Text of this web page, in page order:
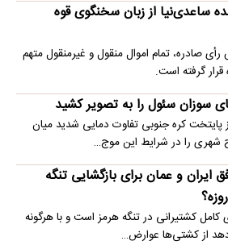
ساعدی‌نیا از زبان سخنگوی قوه
صادره، تمام اموال منقول و غیرمنقول متهم
گرفته است.
سوزان سئول را به تصویر کشید
پایتخت کره جنوبی تفاوت دمایی شدید میان
شهری را در شرایط این موج…
ایران و عمان برای بازگشایی تنگه
کامل کشتیرانی در تنگه هرمز است و با هرگونه
دهد از کشتی‌ها عوارض…